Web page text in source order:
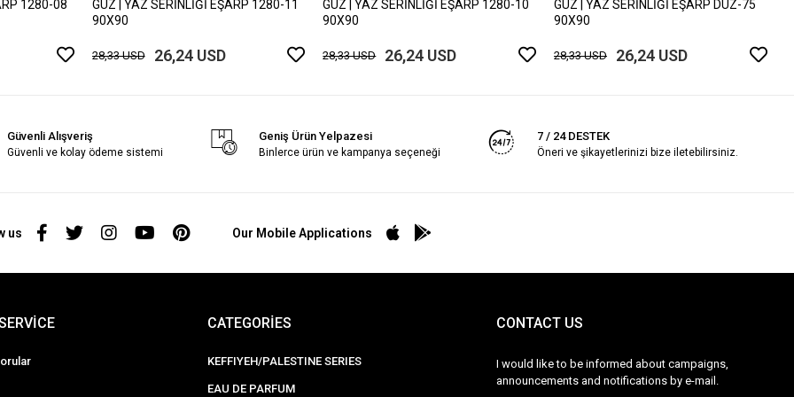
1280-08
GÜZ | YAZ SERİNLİĞİ EŞARP 1280-11
90X90
28,33 USD 26,24 USD
GÜZ | YAZ SERİNLİĞİ EŞARP 1280-10
90X90
28,33 USD 26,24 USD
GÜZ | YAZ SERİNLİĞİ EŞARP DÜZ-75
90X90
28,33 USD 26,24 USD
Güvenli Alışveriş
Güvenli ve kolay ödeme sistemi
Geniş Ürün Yelpazesi
Binlerce ürün ve kampanya seçeneği
7 / 24 DESTEK
Öneri ve şikayetlerinizi bize iletebilirsiniz.
us Our Mobile Applications
CATEGORİES
KEFFIYEH/PALESTINE SERIES
EAU DE PARFUM
CONTACT US
I would like to be informed about campaigns,
announcements and notifications by e-mail.